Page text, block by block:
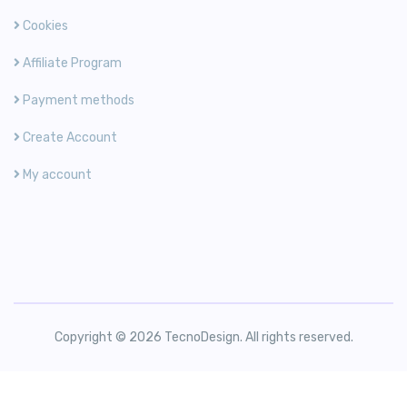
Cookies
Affiliate Program
Payment methods
Create Account
My account
Copyright © 2026 TecnoDesign. All rights reserved.